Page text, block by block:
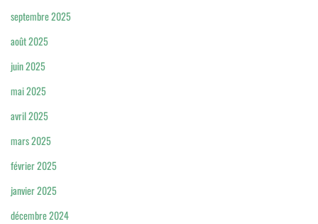
septembre 2025
août 2025
juin 2025
mai 2025
avril 2025
mars 2025
février 2025
janvier 2025
décembre 2024